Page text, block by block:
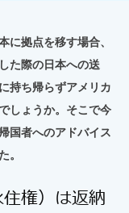
に拠点を移す場合、
た際の日本への送
持ち帰らずアメリカ
しょうか。そこで今
国者へのアドバイス
。
権）は返納